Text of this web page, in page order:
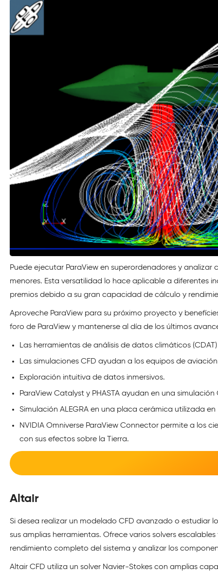
Puede ejecutar ParaView en superordenadores y
menores. Esta versatilidad lo hace aplicable a diferentes
premios debido a su gran capacidad de cálculo y
Aproveche ParaView para su próximo proyecto y
foro de ParaView y mantenerse al día de los últimos
Las herramientas de análisis de datos climáticos
Las simulaciones CFD ayudan a los equipos de
Exploración intuitiva de datos inmersivos.
ParaView Catalyst y PHASTA ayudan en una
Simulación ALEGRA en una placa cerámica utilizada
NVIDIA Omniverse ParaView Connector permite a los
con sus efectos sobre la Tierra.
Altair
Si desea realizar un modelado CFD avanzado o estudiar
sus amplias herramientas. Ofrece varios solvers
rendimiento completo del sistema y analizar los
Altair CFD utiliza un solver Navier-Stokes con amplias